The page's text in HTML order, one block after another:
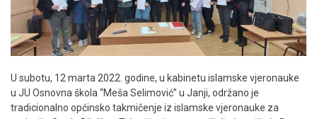
U subotu, 12 marta 2022. godine, u kabinetu islamske vjeronauke
u JU Osnovna škola “Meša Selimović” u Janji, održano je
tradicionalno općinsko takmičenje iz islamske vjeronauke za